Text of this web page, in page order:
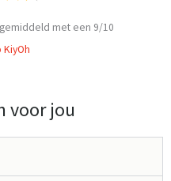
met een 9/10
voor jou